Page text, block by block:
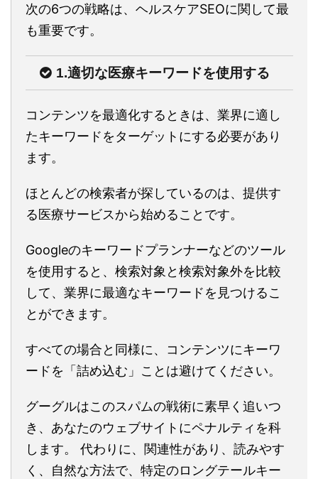
次の6つの戦略は、ヘルスケアSEOに関して最
も重要です。
1.適切な医療キーワードを使用する
コンテンツを最適化するときは、業界に適し
たキーワードをターゲットにする必要があり
ます。
ほとんどの検索者が探しているのは、提供す
る医療サービスから始めることです。
Googleのキーワードプランナーなどのツール
を使用すると、検索対象と検索対象外を比較
して、業界に最適なキーワードを見つけるこ
とができます。
すべての場合と同様に、コンテンツにキーワ
ードを「詰め込む」ことは避けてください。
グーグルはこのスパムの戦術に素早く追いつ
き、あなたのウェブサイトにペナルティを科
します。 代わりに、関連性があり、読みやす
く、自然な方法で、特定のロングテールキー